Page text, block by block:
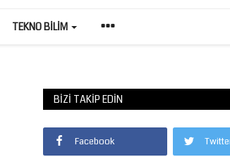
TEKNO BILIM
BIZI TAKIP EDIN
Facebook